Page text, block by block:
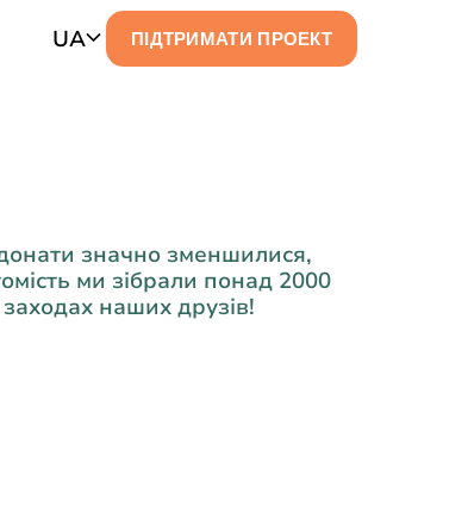
UA ПІДТРИМАТИ ПРОЕКТ
значно зменшилися,
ми зібрали понад 2000
наших друзів!